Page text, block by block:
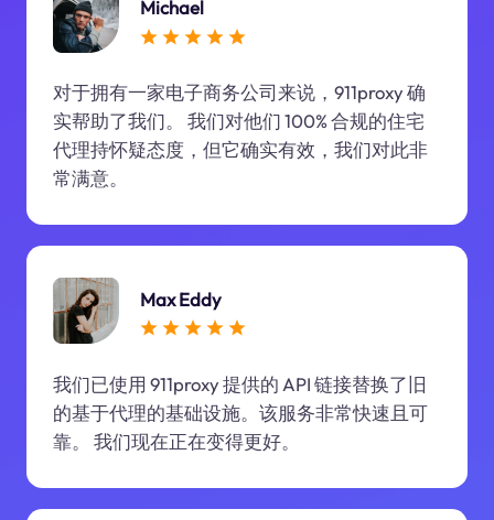
Michael
对于拥有一家电子商务公司来说，911proxy 确
实帮助了我们。 我们对他们 100% 合规的住宅
代理持怀疑态度，但它确实有效，我们对此非
常满意。
Max Eddy
我们已使用 911proxy 提供的 API 链接替换了旧
的基于代理的基础设施。该服务非常快速且可
靠。 我们现在正在变得更好。